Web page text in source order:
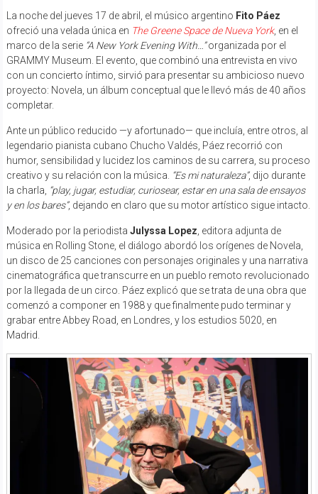
La noche del jueves 17 de abril, el músico argentino Fito Páez
ofreció una velada única en The Greene Space de Nueva York, en el
marco de la serie “A New York Evening With…”organizada por el
GRAMMY Museum. El evento, que combinó una entrevista en vivo
con un concierto íntimo, sirvió para presentar su ambicioso nuevo
proyecto: Novela, un álbum conceptual que le llevó más de 40 años
completar.
Ante un público reducido —y afortunado— que incluía, entre otros, al
legendario pianista cubano Chucho Valdés, Páez recorrió con
humor, sensibilidad y lucidez los caminos de su carrera, su proceso
creativo y su relación con la música. “Es mi naturaleza”, dijo durante
la charla, “play, jugar, estudiar, curiosear, estar en una sala de ensayos
y en los bares”, dejando en claro que su motor artístico sigue intacto.
Moderado por la periodista Julyssa Lopez , editora adjunta de
música en Rolling Stone, el diálogo abordó los orígenes de Novela,
un disco de 25 canciones con personajes originales y una narrativa
cinematográfica que transcurre en un pueblo remoto revolucionado
por la llegada de un circo. Páez explicó que se trata de una obra que
comenzó a componer en 1988 y que finalmente pudo terminar y
grabar entre Abbey Road, en Londres, y los estudios 5020, en
Madrid.